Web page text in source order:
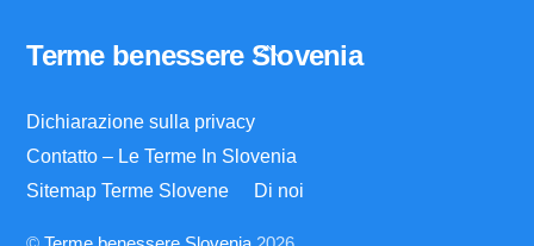
Back
Terme benessere Slovenia
Dichiarazione sulla privacy
Contatto – Le Terme In Slovenia
Sitemap Terme Slovene
Di noi